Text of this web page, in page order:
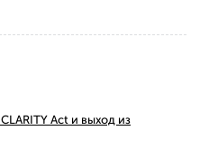
Act и выход из